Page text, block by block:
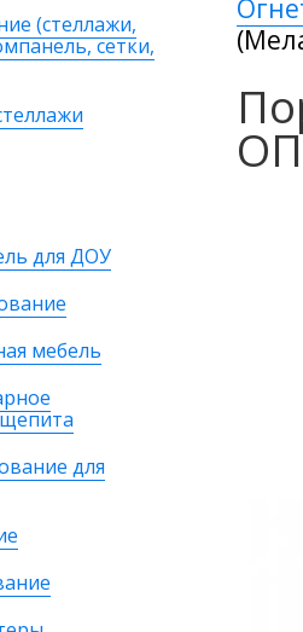
(стеллажи,
сетки,
для ДОУ
мебель
для